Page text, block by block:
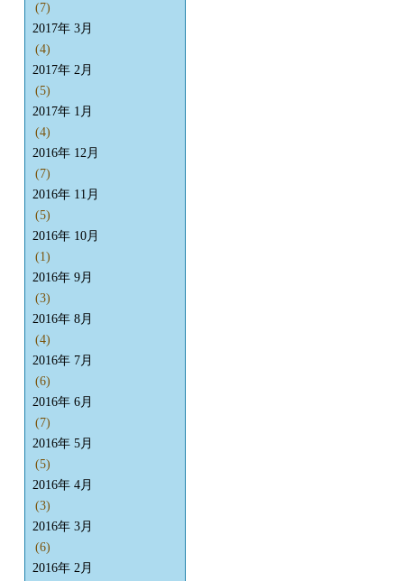
(7)
2017年 3月
(4)
2017年 2月
(5)
2017年 1月
(4)
2016年 12月
(7)
2016年 11月
(5)
2016年 10月
(1)
2016年 9月
(3)
2016年 8月
(4)
2016年 7月
(6)
2016年 6月
(7)
2016年 5月
(5)
2016年 4月
(3)
2016年 3月
(6)
2016年 2月